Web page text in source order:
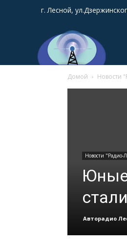
г. Лесной,
Домой Новости
Новости "Радио-
Юные
Авторадио